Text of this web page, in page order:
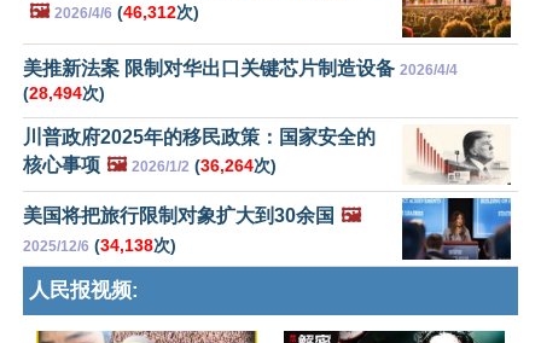
🖼️ 2026/4/6 (46,312次)
美推新法案 限制对华出口关键芯片制造设备 2026/4/4
(28,494次)
川普政府2025年的移民政策：国家安全的
核心事项 🖼️ 2026/1/2 (36,264次)
美国将把旅行限制对象扩大到30余国 🖼️
2025/12/6 (34,138次)
人民报视频: